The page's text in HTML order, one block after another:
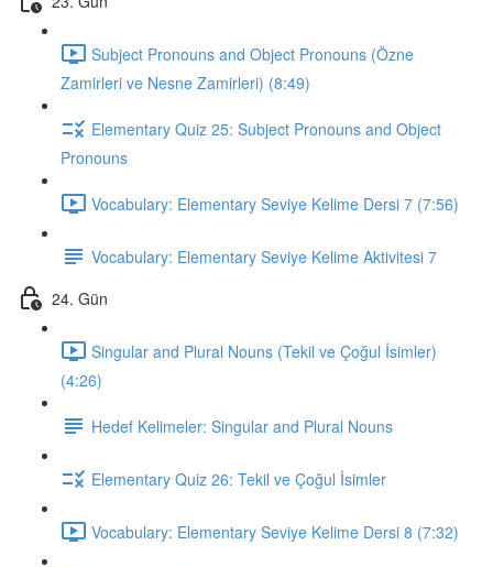
Subject Pronouns and Object Pronouns (Özne
Zamirleri ve Nesne Zamirleri) (8:49)
Elementary Quiz 25: Subject Pronouns and Object
Pronouns
Vocabulary: Elementary Seviye Kelime Dersi 7 (7:56)
Vocabulary: Elementary Seviye Kelime Aktivitesi 7
24. Gün
Singular and Plural Nouns (Tekil ve Çoğul İsimler)
(4:26)
Hedef Kelimeler: Singular and Plural Nouns
Elementary Quiz 26: Tekil ve Çoğul İsimler
Vocabulary: Elementary Seviye Kelime Dersi 8 (7:32)